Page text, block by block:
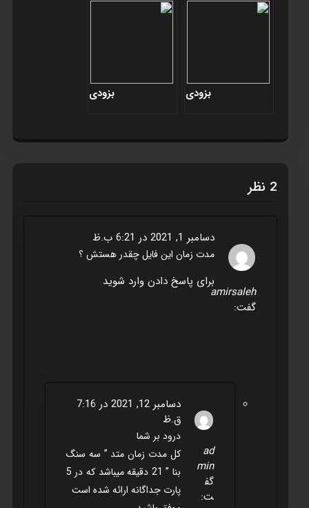
بزودی بزودی
‫2 نظر
amirsaleh
گفت:
دسامبر 1, 2021 در 6:21 ب.ظ
مدت زمان این فایل چقدر هستش ؟
برای پاسخ دادن وارد شوید
ad
min
گف
ت:
دسامبر 12, 2021 در 7:16
ق.ظ
درود بر شما
کل مدت زمان متد ” سه سنگ
بنا ” 21 دقيقه ميباشد که در 5
پارت جداگانه ارائه شده است